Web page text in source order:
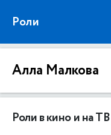
Роли
Алла Малкова
Роли в кино и на ТВ